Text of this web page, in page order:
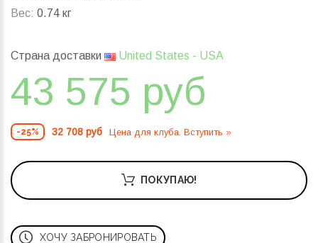
Вес: 0.74 кг
Страна доставки United States - USA
43 575 руб
-25% 32 708 руб Цена для клуба. Вступить »
ПОКУПАЮ!
ХОЧУ ЗАБРОНИРОВАТЬ